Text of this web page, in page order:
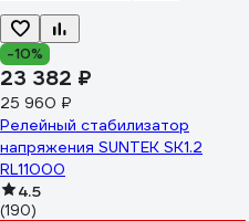
-10%
23 382 ₽
25 960 ₽
Релейный стабилизатор
напряжения SUNTEK SK1.2
RL11000
4.5
(190)